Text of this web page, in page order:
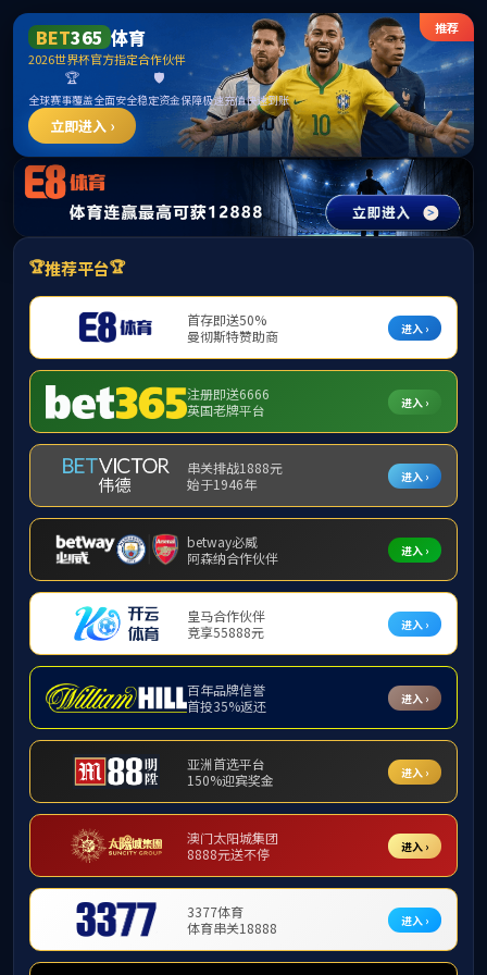
英国上市公司官网365(认证平台)Platinum China
提示：访问地址无效，17075/http:/17036找不到对应的栏目！
首页 关闭此页